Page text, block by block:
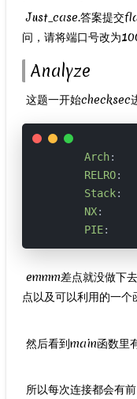
Just_case.答案提交
问，请将端口号改为
Analyze
这题一开始checksec
Arch:
RELRO:
Stack:
NX:
PIE:
emmm差点就没做下
点以及可以利用的一个
然后看到main函数里
所以每次连接都会有